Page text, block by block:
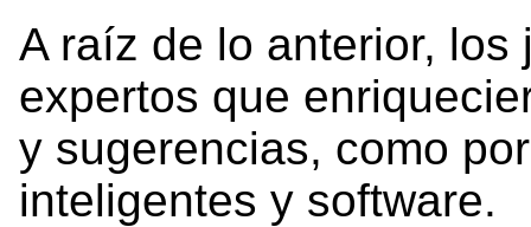
A raíz de lo anterior,
expertos que
y sugerencias, como
inteligentes y software.